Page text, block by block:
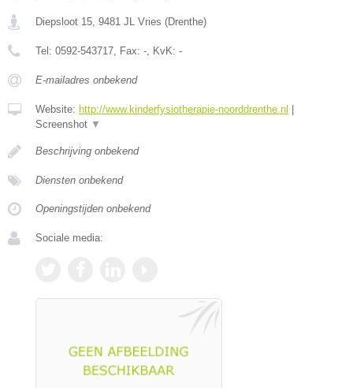
Diepsloot 15, 9481 JL Vries (Drenthe)
Tel: 0592-543717, Fax: -, KvK: -
E-mailadres onbekend
Website: http://www.kinderfysiotherapie-noorddrenthe.nl
Screenshot ▼
Beschrijving onbekend
Diensten onbekend
Openingstijden onbekend
Sociale media: